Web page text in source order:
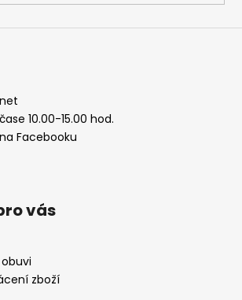
10.00-15.00 hod.
Facebooku
vás
zboží